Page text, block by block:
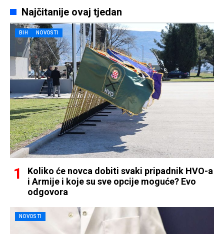
Najčitanije ovaj tjedan
BIH NOVOSTI
Koliko će novca dobiti svaki pripadnik HVO-a
i Armije i koje su sve opcije moguće? Evo
odgovora
NOVOSTI